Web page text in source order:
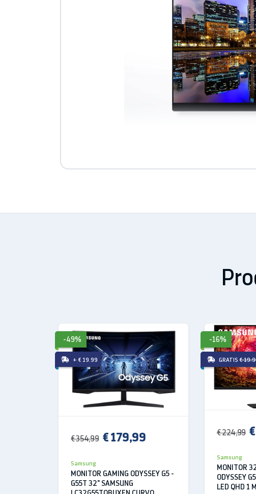
solamente immagini
USB di tipo C, una
-49%
+ € 19.99
€ 354,99 € 179,99
Samsung
MONITOR GAMING ODYSSEY G5 -
G55T 32" SAMSUNG
-16%
GRATIS €
€ 224,99
Samsung
MONITOR
ODYSSEY
LED QHD 1